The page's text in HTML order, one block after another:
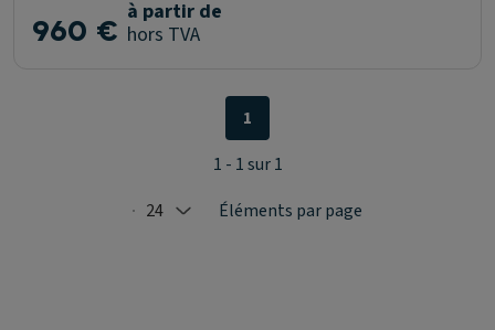
960 € à partir de
hors TVA
Selected: 24
24 Éléments par page
1
1 - 1 sur 1